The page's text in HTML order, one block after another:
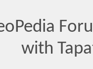
with